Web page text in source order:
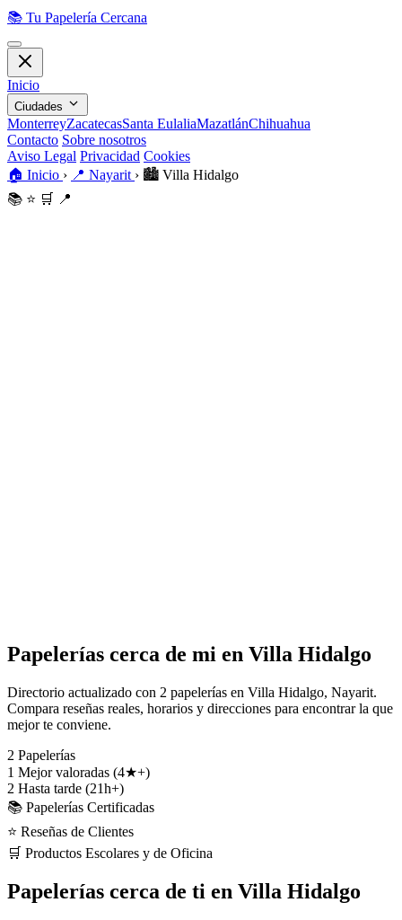
📚 Tu Papelería Cercana
Inicio
Ciudades
MonterreyZacatecasSanta EulaliaMazatlánChihuahua
Contacto Sobre nosotros
Aviso Legal Privacidad Cookies
🏠 Inicio › 📍 Nayarit › 🏙️ Villa Hidalgo
📚 ⭐ 🛒 📍
Papelerías cerca de mi en Villa Hidalgo
Directorio actualizado con 2 papelerías en Villa Hidalgo, Nayarit.
Compara reseñas reales, horarios y direcciones para encontrar la que
mejor te conviene.
2 Papelerías
1 Mejor valoradas (4★+)
2 Hasta tarde (21h+)
📚 Papelerías Certificadas
⭐ Reseñas de Clientes
🛒 Productos Escolares y de Oficina
Papelerías cerca de ti en Villa Hidalgo